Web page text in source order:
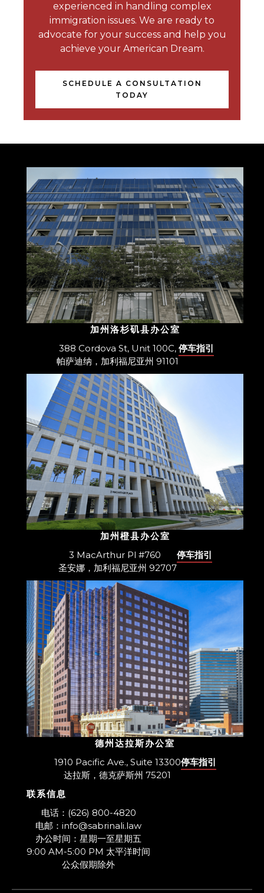
experienced in handling complex
immigration issues. We are ready to
advocate for your success and help you
achieve your American Dream.
SCHEDULE A CONSULTATION
TODAY
加州洛杉矶县办公室
388 Cordova St, Unit 100C,
帕萨迪纳，加利福尼亚州 91101
停车指引
加州橙县办公室
3 MacArthur Pl #760
圣安娜，加利福尼亚州 92707
停车指引
德州达拉斯办公室
1910 Pacific Ave., Suite 13300
达拉斯，德克萨斯州 75201
停车指引
联系信息
​电话：(626) 800-4820
电邮：info@sabrinali.law
办公时间：星期一至星期五
9:00 AM-5:00 PM 太平洋时间
​公众假期除外